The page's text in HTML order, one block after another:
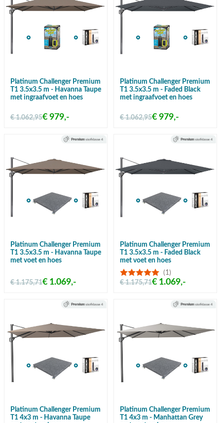
Platinum Challenger Premium
T1 3.5x3.5 m - Havanna Taupe
met ingraafvoet en hoes
€ 1.062,95€ 979,-
Platinum Challenger Premium
T1 3.5x3.5 m - Faded Black
met ingraafvoet en hoes
€ 1.062,95€ 979,-
Platinum Challenger Premium
T1 3.5x3.5 m - Havanna Taupe
met voet en hoes
€ 1.175,71€ 1.069,-
Platinum Challenger Premium
T1 3.5x3.5 m - Faded Black
met voet en hoes
(1)
€ 1.175,71€ 1.069,-
Platinum Challenger Premium
T1 4x3 m - Havanna Taupe
Platinum Challenger Premium
T1 4x3 m - Manhattan Grey